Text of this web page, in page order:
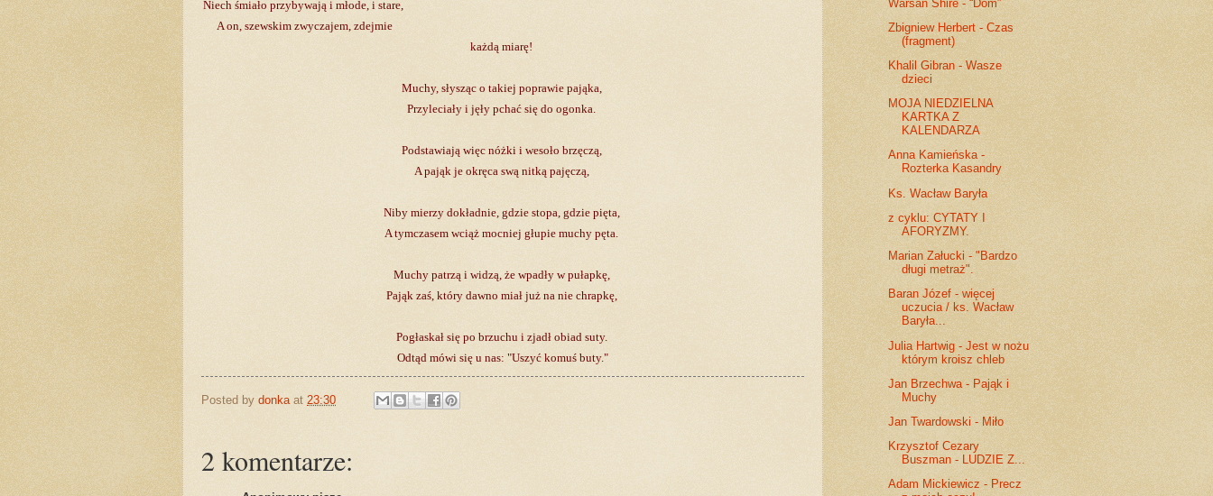
Niech śmiało przybywają i młode, i stare,
A on, szewskim zwyczajem, zdejmie
każdą miarę!
Muchy, słysząc o takiej poprawie pająka,
Przyleciały i jęły pchać się do ogonka.
Podstawiają więc nóżki i wesoło brzęczą,
A pająk je okręca swą nitką pajęczą,
Niby mierzy dokładnie, gdzie stopa, gdzie pięta,
A tymczasem wciąż mocniej głupie muchy pęta.
Muchy patrzą i widzą, że wpadły w pułapkę,
Pająk zaś, który dawno miał już na nie chrapkę,
Pogłaskał się po brzuchu i zjadł obiad suty.
Odtąd mówi się u nas: "Uszyć komuś buty."
Posted by donka at 23:30
2 komentarze:
Warsan Shire - “Dom”
Zbigniew Herbert - Czas
(fragment)
Khalil Gibran - Wasze
dzieci
MOJA NIEDZIELNA
KARTKA Z
KALENDARZA
Anna Kamieńska -
Rozterka Kasandry
Ks. Wacław Baryła
z cyklu: CYTATY I
AFORYZMY.
Marian Załucki - "Bardzo
długi metraż".
Baran Józef - więcej
uczucia / ks. Wacław
Baryła...
Julia Hartwig - Jest w nożu
którym kroisz chleb
Jan Brzechwa - Pająk i
Muchy
Jan Twardowski - Miło
Krzysztof Cezary
Buszman - LUDZIE Z...
Adam Mickiewicz - Precz